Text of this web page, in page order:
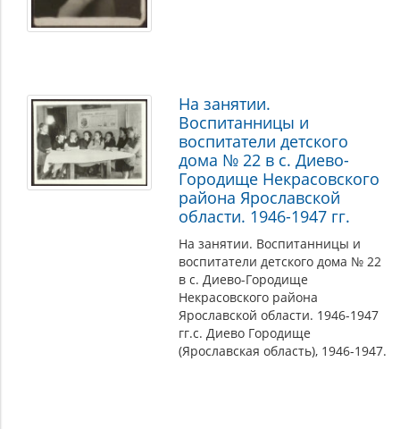
На занятии.
Воспитанницы и
воспитатели детского
дома № 22 в с. Диево-
Городище Некрасовского
района Ярославской
области. 1946-1947 гг.
На занятии. Воспитанницы и
воспитатели детского дома № 22
в с. Диево-Городище
Некрасовского района
Ярославской области. 1946-1947
гг.с. Диево Городище
(Ярославская область), 1946-1947.